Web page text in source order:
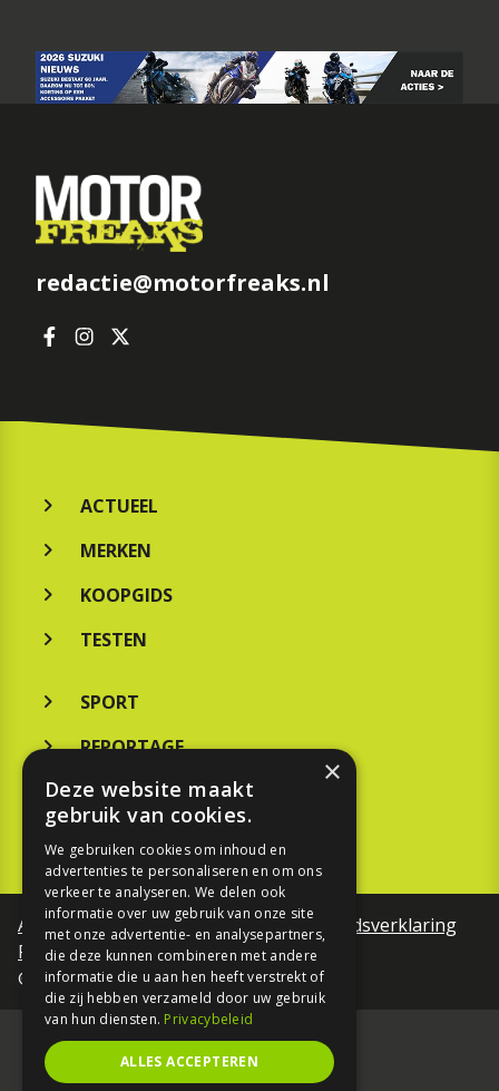
redactie@motorfreaks.nl
ACTUEEL
MERKEN
KOOPGIDS
TESTEN
SPORT
REPORTAGE
TOUREN
Algemene voorwaardenToegankelijkheidsverklaring
Privacy Policy
©Motorfreaks 2026
×
Deze website maakt
gebruik van cookies.
We gebruiken cookies om inhoud en
advertenties te personaliseren en om ons
verkeer te analyseren. We delen ook
informatie over uw gebruik van onze site
met onze advertentie- en analysepartners,
die deze kunnen combineren met andere
informatie die u aan hen heeft verstrekt of
die zij hebben verzameld door uw gebruik
van hun diensten. Privacybeleid
ALLES ACCEPTEREN